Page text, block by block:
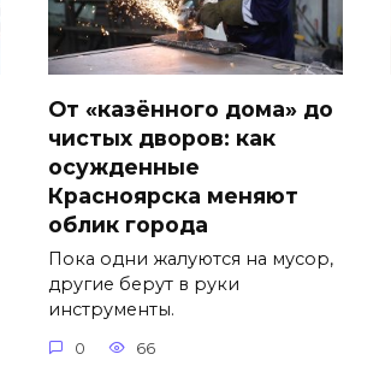
От «казённого дома» до
чистых дворов: как
осужденные
Красноярска меняют
облик города
Пока одни жалуются на мусор,
другие берут в руки
инструменты.
0 66